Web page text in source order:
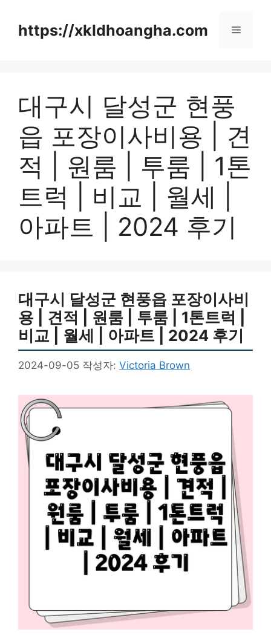
https://xkldhoangha.com 메
대구시 달성군 현풍
읍 포장이사비용 | 견
적 | 원룸 | 투룸 | 1톤
트럭 | 비교 | 월세 |
아파트 | 2024 후기
대구시 달성군 현풍읍 포장이사비
용 | 견적 | 원룸 | 투룸 | 1톤트럭 |
비교 | 월세 | 아파트 | 2024 후기
2024-09-05 작성자: Victoria Brown